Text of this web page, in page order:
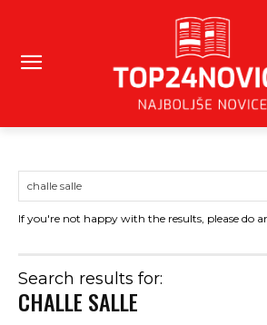
If you're not happy with the results, please do
Search results for:
CHALLE SALLE